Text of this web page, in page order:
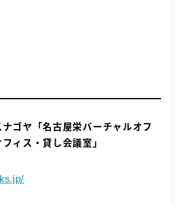
ナゴヤ「名古屋栄バーチャルオフ
ィス・貸し会議室」